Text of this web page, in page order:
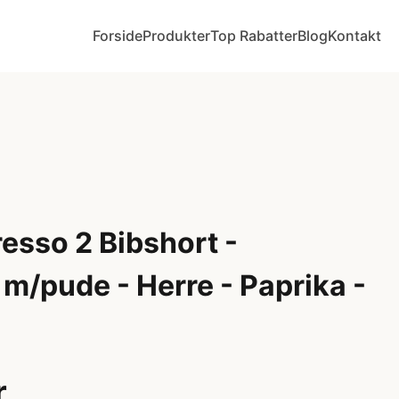
ForsideProdukterTop RabatterBlogKontakt
2 Bibshort -
pude - Herre - Paprika -